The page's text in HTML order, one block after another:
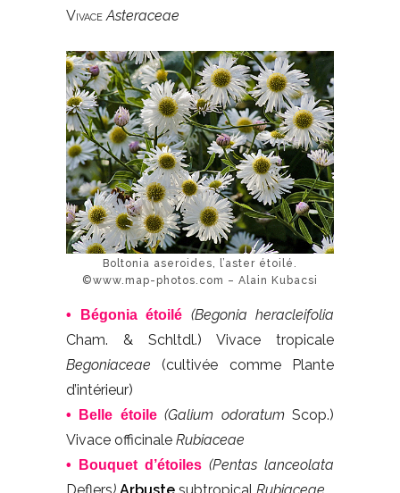
Vivace Asteraceae
Boltonia aseroides, l’aster étoilé.
©www.map-photos.com – Alain Kubacsi
• Bégonia étoilé (Begonia heracleifolia
Cham. & Schltdl.)
Vivace tropicale
Begoniaceae (cultivée comme Plante
d’intérieur)
• Belle étoile (Galium odoratumScop.)
Vivace officinale Rubiaceae
• Bouquet d’étoiles (Pentas lanceolata
Deflers) Arbuste subtropical Rubiaceae